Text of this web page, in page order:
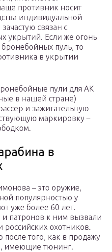
противник носит
индивидуальной
связан с
укрытий. Если же огонь
бронебойных пуль, то
в укрытии
пули для АК
в нашей стране)
и зажигательную
маркировку –
в
– это оружие,
популярностью у
уже более 60 лет.
патронов к ним вызвали
российских охотников.
того, как в продажу
имеющие тюнинг.